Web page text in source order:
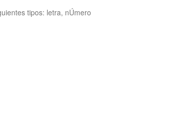
tipos: letra, nÚmero